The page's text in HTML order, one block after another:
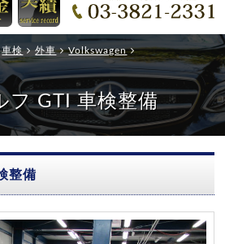
車検 外車
Volkswagen
フ GTI 車検整備
整備